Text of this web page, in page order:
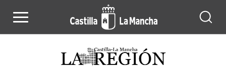
Noticias de la región de Castilla-La